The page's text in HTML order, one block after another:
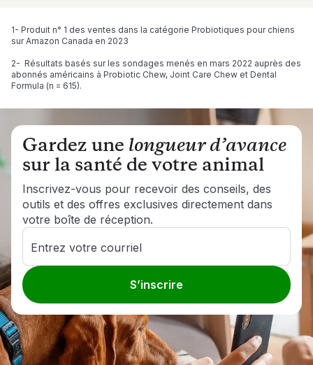
pendant cette transition, mais nos formules éprouvées et
notre service attentionné restent les mêmes.
1- Produit n° 1 des ventes dans la catégorie Probiotiques pour chiens
sur Amazon Canada en 2023
2-  Résultats basés sur les sondages menés en mars 2022 auprès des
abonnés américains à Probiotic Chew, Joint Care Chew et Dental
Formula (n = 615).
Gardez une longueur d’avance
sur la santé de votre animal
Inscrivez-vous pour recevoir des conseils, des
outils et des offres exclusives directement dans
votre boîte de réception.
Entrez votre courriel
S’inscrire